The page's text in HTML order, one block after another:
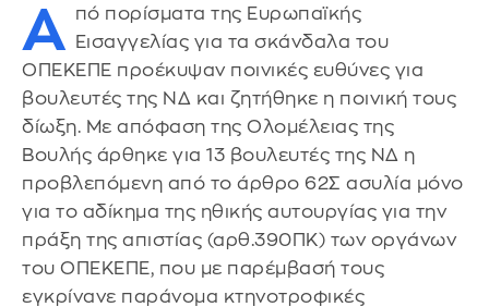
Α πό πορίσματα της Ευρωπαϊκής
Εισαγγελίας για τα σκάνδαλα του
ΟΠΕΚΕΠΕ προέκυψαν ποινικές ευθύνες για
βουλευτές της ΝΔ και ζητήθηκε η ποινική τους
δίωξη. Με απόφαση της Ολομέλειας της
Βουλής άρθηκε για 13 βουλευτές της ΝΔ η
προβλεπόμενη από το άρθρο 62Σ ασυλία μόνο
για το αδίκημα της ηθικής αυτουργίας για την
πράξη της απιστίας (αρθ.390ΠΚ) των οργάνων
του ΟΠΕΚΕΠΕ, που με παρέμβασή τους
εγκρίνανε παράνομα κτηνοτροφικές